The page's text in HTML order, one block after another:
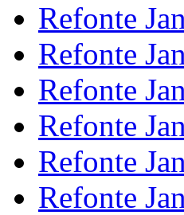
Refonte
Refonte
Refonte
Refonte
Refonte
Refonte